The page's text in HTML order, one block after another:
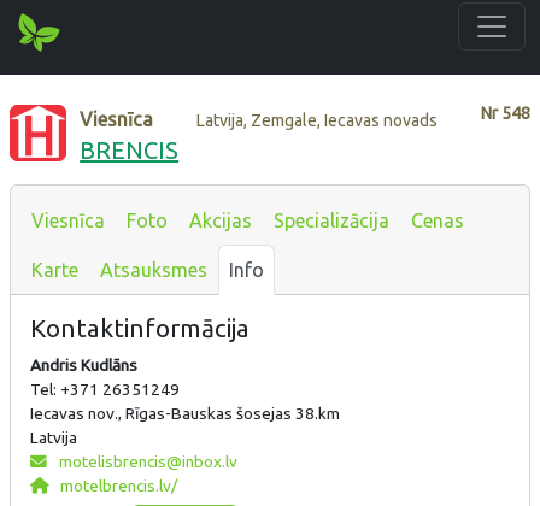
Nr548
Viesnīca Latvija, Zemgale, Iecavas novads
BRENCIS
Viesnīca Foto Akcijas Specializācija Cenas
Karte Atsauksmes Info
Kontaktinformācija
Andris Kudlāns
Tel: +371 26351249
Iecavas nov., Rīgas-Bauskas šosejas 38.km
Latvija
motelisbrencis@inbox.lv
motelbrencis.lv/